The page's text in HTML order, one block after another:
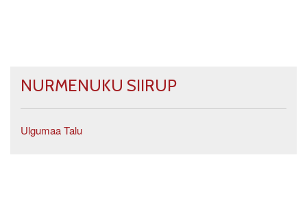
NURMENUKU SIIRUP
Ulgumaa Talu